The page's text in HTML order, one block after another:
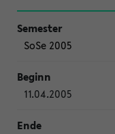
SoSe 2005
11.04.2005